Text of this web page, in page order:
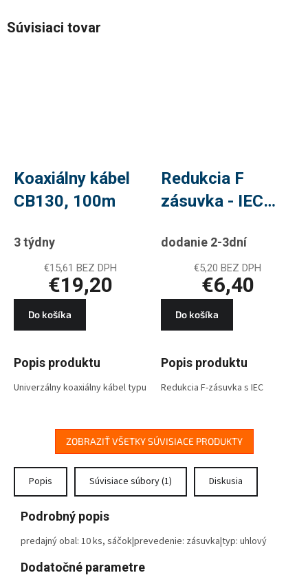
Súvisiaci tovar
Koaxiálny kábel
CB130, 100m
3 týdny
€15,61 BEZ DPH
€19,20
Do košíka
Popis produktu
Univerzálny koaxiálny kábel typu
hliníkového drôtu Al, biela farba.
Kábel je určený pre všetky
aplikácie prenosov, TV a SAT
signálov v nenáročnom
prostredí.
Vďaka použitému materiálu
je kábel mimoriadne odolný voči
vlhkosti a korózii.
Redukcia F
zásuvka - IEC
dodanie 2-3dní
€5,20 BEZ DPH
€6,40
Do košíka
Popis produktu
Redukcia F-zásuvka s IEC
koaxiálny kábel.
ZOBRAZIŤ VŠETKY SÚVISIACE PRODUKTY
Popis Súvisiace súbory (1) Diskusia
Podrobný popis
predajný obal: 10 ks, sáčok|prevedenie: zásuvka|typ: uhlový
Dodatočné parametre